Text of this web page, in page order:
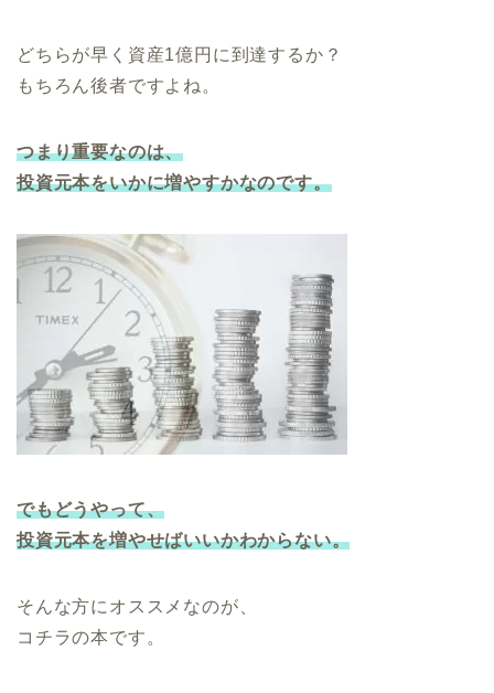
どちらが早く資産1億円に到達するか？
もちろん後者ですよね。
つまり重要なのは、
投資元本をいかに増やすかなのです。
でもどうやって、
投資元本を増やせばいいかわからない。
そんな方にオススメなのが、
コチラの本です。